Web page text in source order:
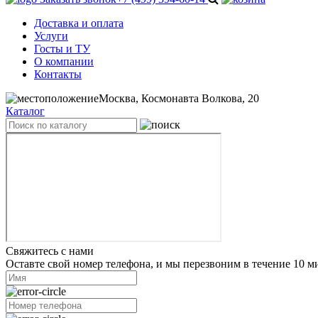
Доставка и оплата
Услуги
Госты и ТУ
О компании
Контакты
Москва, Космонавта Волкова, 20
Каталог
Свяжитесь с нами
Оставте свой номер телефона, и мы перезвоним в течение 10